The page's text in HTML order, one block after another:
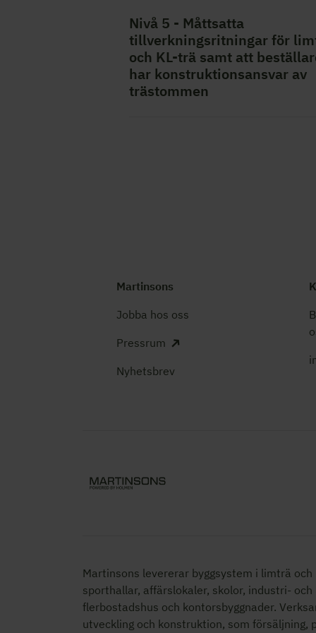
Nivå 5 - Måttsatta
tillverkningsritningar för
och KL-trä samt att
har konstruktionsansvar av
trästommen
Martinsons
Jobba hos oss
Pressrum
Nyhetsbrev
Martinsons levererar byggsystem i limträ
sporthallar, affärslokaler, skolor, industri- och
flerbostadshus och kontorsbyggnader.
utveckling och konstruktion, som försäljning,